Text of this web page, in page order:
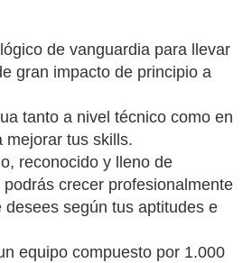
de vanguardia para llevar
gran impacto de principio a
tanto a nivel técnico como en
mejorar tus skills.
reconocido y lleno de
crecer profesionalmente
desees según tus aptitudes e
equipo compuesto por 1.000